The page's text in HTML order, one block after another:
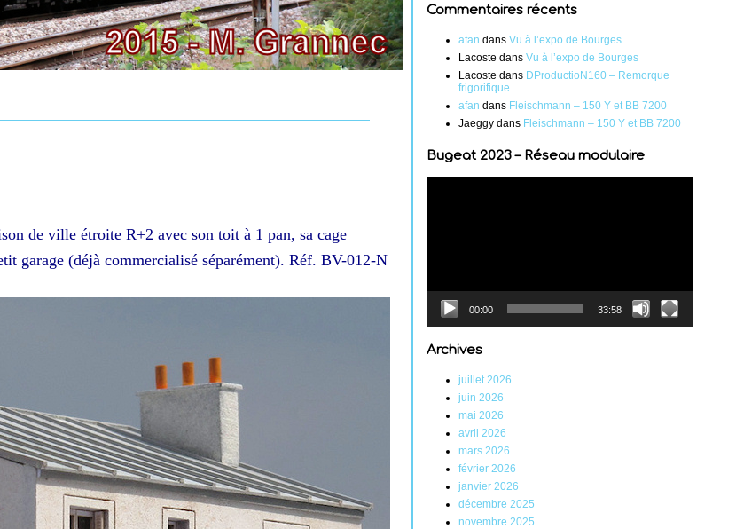
de ville étroite R+2 avec son toit à 1 pan, sa cage
garage (déjà commercialisé séparément). Réf. BV-012-N
Commentaires récents
afan dans Vu à l’expo de Bourges
Lacoste dans Vu à l’expo de Bourges
Lacoste dans DProductioN160 – Remorque
frigorifique
afan dans Fleischmann – 150 Y et BB 7200
Jaeggy dans Fleischmann – 150 Y et BB 7200
Bugeat 2023 – Réseau modulaire
00:00 33:58
Archives
juillet 2026
juin 2026
mai 2026
avril 2026
mars 2026
février 2026
janvier 2026
décembre 2025
novembre 2025